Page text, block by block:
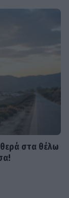
στα θέλω